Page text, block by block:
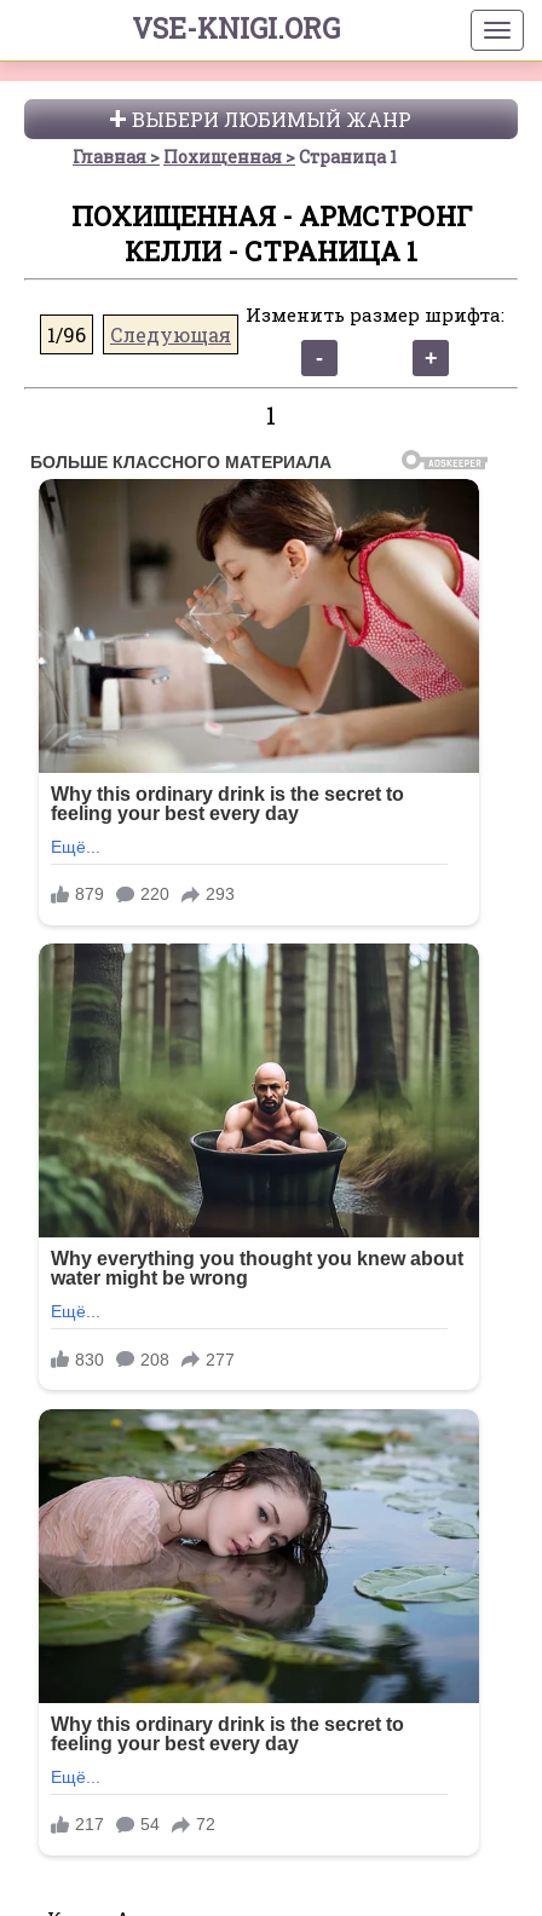
VSE-KNIGI.ORG
ВЫБЕРИ ЛЮБИМЫЙ ЖАНР
Главная Похищенная Страница 1
ПОХИЩЕННАЯ - АРМСТРОНГ
КЕЛЛИ - СТРАНИЦА 1
1/96 Следующая
Изменить размер шрифта:
1